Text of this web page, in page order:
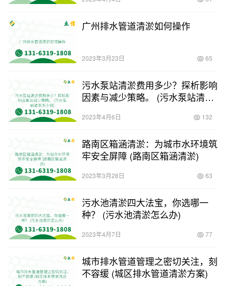
广州排水管道清淤如何操作
2023年3月23日 65
污水泵站清淤费用多少？探析影响
因素与减少策略。 (污水泵站清淤
2023年4月6日 132
路南区箱涵清淤：为城市水环境筑
牢安全屏障 (路南区箱涵清淤)
2023年3月28日 63
污水池清淤四大法宝，你选哪一
种？ (污水池清淤怎么办)
2023年4月7日 77
城市排水管道管理之密切关注，刻
不容缓 (城区排水管道清淤方案)